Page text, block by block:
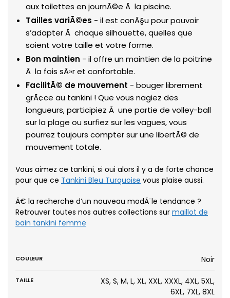
aux toilettes en journÃ©e Ã la piscine.
Tailles variÃ©es - il est conÃ§u pour pouvoir
s’adapter Ã chaque silhouette, quelles que
soient votre taille et votre forme.
Bon maintien - il offre un maintien de la poitrine
Ã la fois sÃ»r et confortable.
FacilitÃ© de mouvement - bouger librement
grÃ¢ce au tankini ! Que vous nagiez des
longueurs, participiez Ã une partie de volley-ball
sur la plage ou surfiez sur les vagues, vous
pourrez toujours compter sur une libertÃ© de
mouvement totale.
Vous aimez ce tankini, si oui alors il y a de forte chance
pour que ce Tankini Bleu Turquoise vous plaise aussi.
Ã€ la recherche d’un nouveau modÃ¨le tendance ?
Retrouver toutes nos autres collections sur maillot de
bain tankini femme
COULEUR Noir
TAILLE
XS, S, M, L, XL, XXL, XXXL, 4XL, 5XL,
6XL, 7XL, 8XL